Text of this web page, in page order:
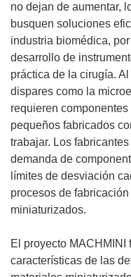
no dejan de aumentar,
busquen soluciones
industria biomédica,
desarrollo de
práctica de la cirugía.
dispares como la
requieren
pequeños fabricados
trabajar. Los
demanda de
límites de desviación
procesos de
miniaturizados.
El proyecto
características de las